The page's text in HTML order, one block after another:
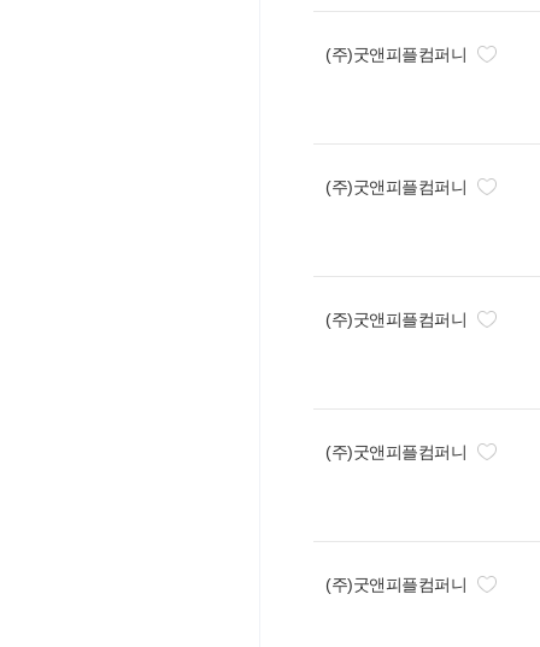
(주)굿앤피플컴퍼니
(주)굿앤피플컴퍼니
(주)굿앤피플컴퍼니
(주)굿앤피플컴퍼니
(주)굿앤피플컴퍼니